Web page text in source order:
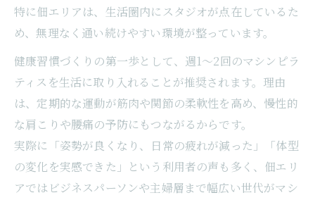
特に佃エリアは、生活圏内にスタジオが点在しているた
め、無理なく通い続けやすい環境が整っています。
健康習慣づくりの第一歩として、週1～2回のマシンピラ
ティスを生活に取り入れることが推奨されます。理由
は、定期的な運動が筋肉や関節の柔軟性を高め、慢性的
な肩こりや腰痛の予防にもつながるからです。
実際に「姿勢が良くなり、日常の疲れが減った」「体型
の変化を実感できた」という利用者の声も多く、佃エリ
アではビジネスパーソンや主婦層まで幅広い世代がマシ